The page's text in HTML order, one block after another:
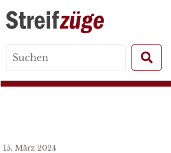
for:
15. März 2024